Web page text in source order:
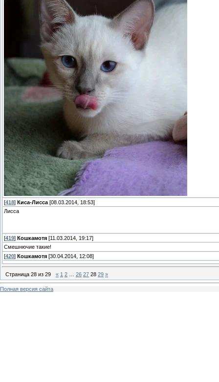
[418] Киса-Лисса [08.03.2014, 18:53]
Лисса
[419] Кошкамотя [11.03.2014, 19:17]
Смешнючие такие!
[420] Кошкамотя [30.04.2014, 12:08]
Страница 28 из 29 « 1 2 26 27 28 29 »
Полная версия сайта